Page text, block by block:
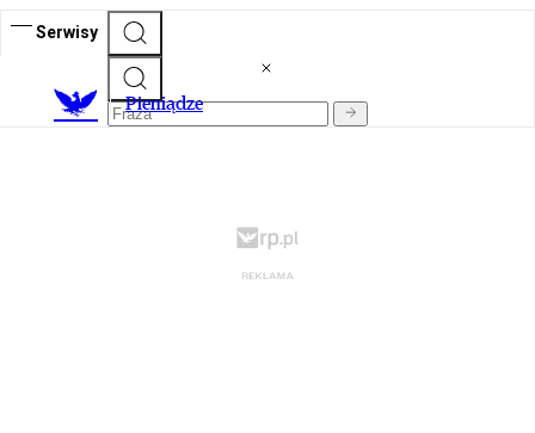
Serwisy
Pieniądze